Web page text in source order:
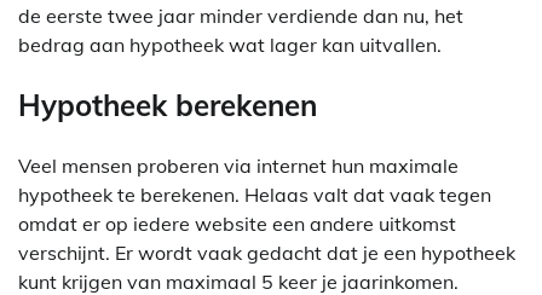
de eerste twee jaar minder verdiende dan nu, het
bedrag aan hypotheek wat lager kan uitvallen.
Hypotheek berekenen
Veel mensen proberen via internet hun maximale
hypotheek te berekenen. Helaas valt dat vaak tegen
omdat er op iedere website een andere uitkomst
verschijnt. Er wordt vaak gedacht dat je een hypotheek
kunt krijgen van maximaal 5 keer je jaarinkomen.